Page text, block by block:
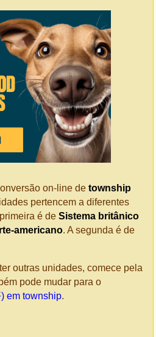
on-line de township
pertencem a diferentes
é de Sistema britânico
americano. A segunda é de
outras unidades, comece pela
pode mudar para o
em township.